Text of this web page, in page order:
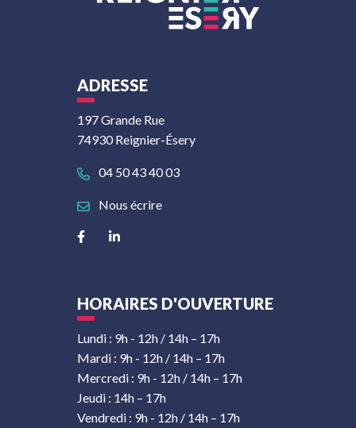
ADRESSE
197 Grande Rue
74930 Reignier-Ésery
04 50 43 40 03
Nous écrire
Lien vers le compte Facebook
Lien vers le compte Linkedin
HORAIRES D'OUVERTURE
Lundi : 9h - 12h / 14h – 17h
Mardi : 9h - 12h / 14h – 17h
Mercredi : 9h - 12h / 14h – 17h
Jeudi : 14h – 17h
Vendredi : 9h - 12h / 14h – 17h